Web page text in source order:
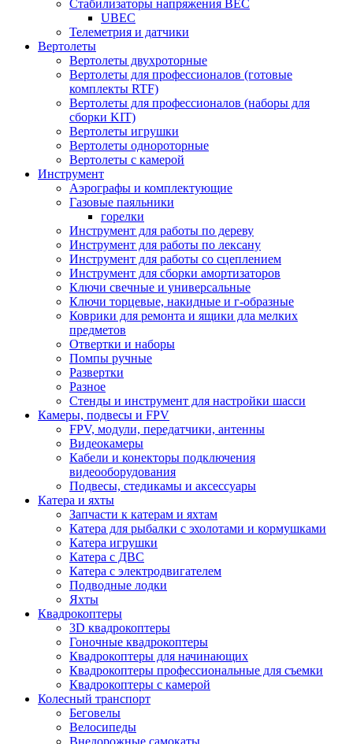
Стабилизаторы напряжения BEC
UBEC
Телеметрия и датчики
Вертолеты
Вертолеты двухроторные
Вертолеты для профессионалов (готовые
комплекты RTF)
Вертолеты для профессионалов (наборы для
сборки KIT)
Вертолеты игрушки
Вертолеты однороторные
Вертолеты с камерой
Инструмент
Аэрографы и комплектующие
Газовые паяльники
горелки
Инструмент для работы по дереву
Инструмент для работы по лексану
Инструмент для работы со сцеплением
Инструмент для сборки амортизаторов
Ключи свечные и универсальные
Ключи торцевые, накидные и г-образные
Коврики для ремонта и ящики дла мелких
предметов
Отвертки и наборы
Помпы ручные
Развертки
Разное
Стенды и инструмент для настройки шасси
Камеры, подвесы и FPV
FPV, модули, передатчики, антенны
Видеокамеры
Кабели и конекторы подключения
видеооборудования
Подвесы, стедикамы и аксессуары
Катера и яхты
Запчасти к катерам и яхтам
Катера для рыбалки с эхолотами и кормушками
Катера игрушки
Катера с ДВС
Катера с электродвигателем
Подводные лодки
Яхты
Квадрокоптеры
3D квадрокоптеры
Гоночные квадрокоптеры
Квадрокоптеры для начинающих
Квадрокоптеры профессиональные для съемки
Квадрокоптеры с камерой
Колесный транспорт
Беговелы
Велосипеды
Внедорожные самокаты